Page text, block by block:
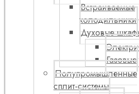
Встраиваемые
холодильники
Духовые
Газовые
Полупромышленные
сплит-системы